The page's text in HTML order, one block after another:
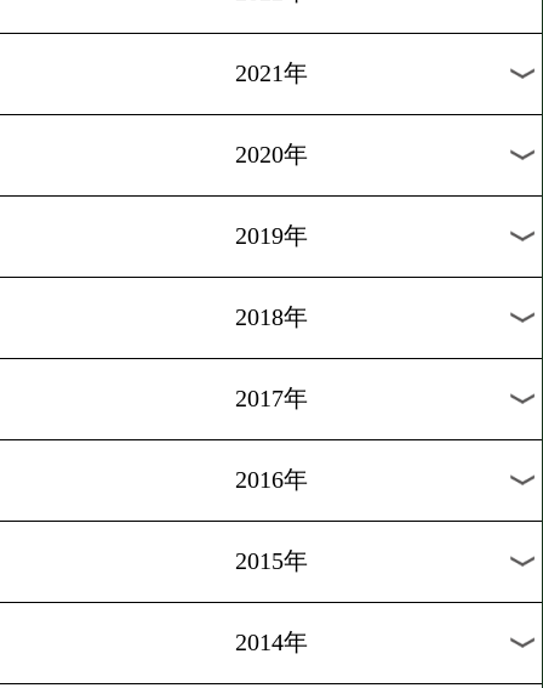
1 2 次へ>
過去のニュース
2025年
2024年